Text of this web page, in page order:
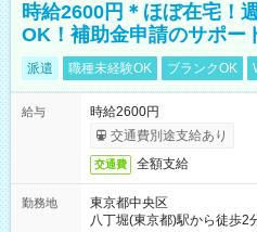
時給2600円＊ほぼ在宅！
OK！補助金申請のサポー
派遣 職種未経験OK ブランクOK
給与
時給2600円
交通費別途支給あり
交通費 全額支給
勤務地
東京都中央区
八丁堀(東京都)駅から徒歩2